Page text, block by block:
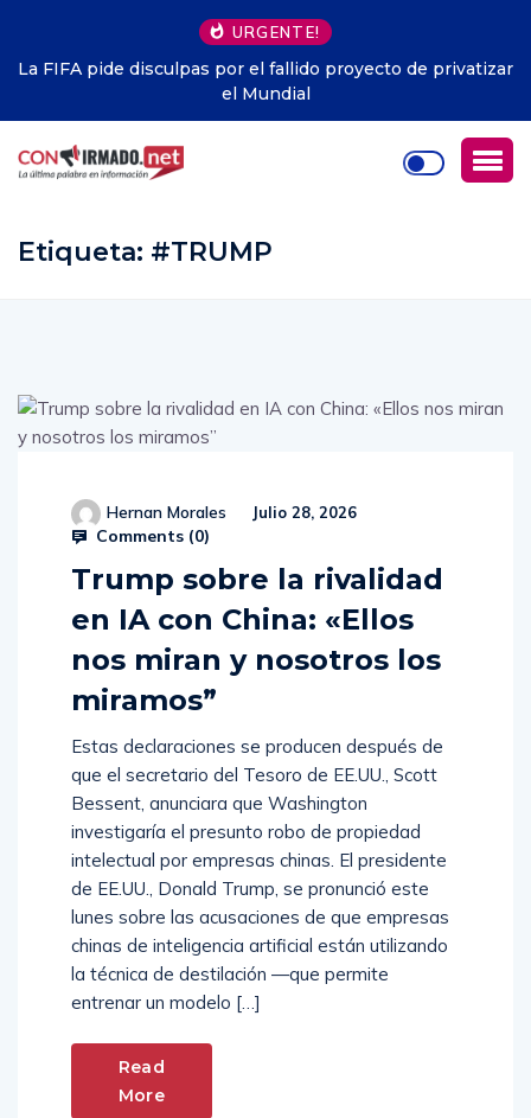
URGENTE!
La FIFA pide disculpas por el fallido proyecto de privatizar
el Mundial
Etiqueta: #TRUMP
Hernan Morales Julio 28, 2026
Comments (0)
Trump sobre la rivalidad
en IA con China: «Ellos
nos miran y nosotros los
miramos”
Estas declaraciones se producen después de
que el secretario del Tesoro de EE.UU., Scott
Bessent, anunciara que Washington
investigaría el presunto robo de propiedad
intelectual por empresas chinas. El presidente
de EE.UU., Donald Trump, se pronunció este
lunes sobre las acusaciones de que empresas
chinas de inteligencia artificial están utilizando
la técnica de destilación —que permite
entrenar un modelo […]
Read
More